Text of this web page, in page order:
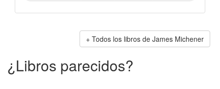
Todos los libros de James Michener
¿Libros parecidos?